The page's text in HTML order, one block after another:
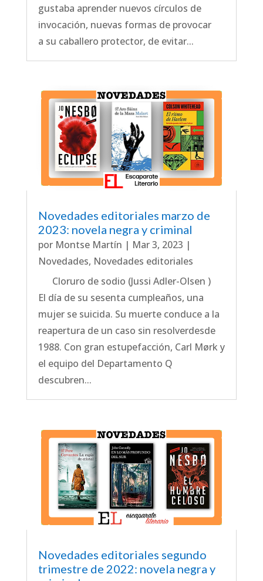
gustaba aprender nuevos círculos de
invocación, nuevas formas de provocar
a su caballero protector, de evitar...
Novedades editoriales marzo de
2023: novela negra y criminal
por Montse Martín | Mar 3, 2023 |
Novedades, Novedades editoriales
Cloruro de sodio (Jussi Adler-Olsen )
El día de su sesenta cumpleaños, una
mujer se suicida. Su muerte conduce a la
reapertura de un caso sin resolverdesde
1988. Con gran estupefacción, Carl Mørk y
el equipo del Departamento Q
descubren...
Novedades editoriales segundo
trimestre de 2022: novela negra y